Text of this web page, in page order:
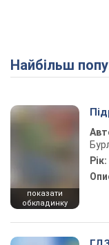
Найбільш
показати
обкладинку
Рік: